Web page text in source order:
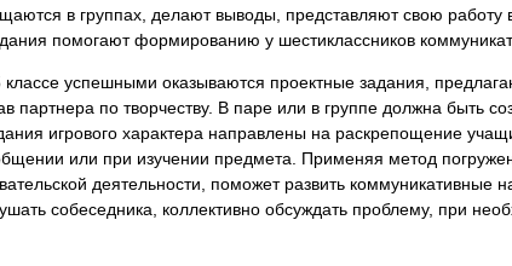
в группах, делают выводы, представляют свою
помогают формированию у шестиклассников
классе успешными оказываются проектные задания,
партнера по творчеству. В паре или в группе должна быть
игрового характера направлены на раскрепощение
или при изучении предмета. Применяя метод
деятельности, поможет развить коммуникативные
собеседника, коллективно обсуждать проблему, при